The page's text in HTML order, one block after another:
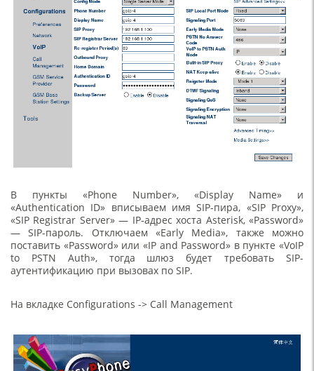
В пункты «Phone Number», «Display Name» и
«Authentication ID» вписываем имя SIP-пира, «SIP Proxy»,
«SIP Registrar Server» — IP-адрес хоста Asterisk, «Password»
— SIP-пароль. Отключаем «Early Media», также можно
поставить «Password» или «IP and Password» в пункте «VoIP
to PSTN Auth», тогда шлюз будет требовать SIP-
аутентификацию при вызовах по SIP.
На вкладке Configurations -> Call Management